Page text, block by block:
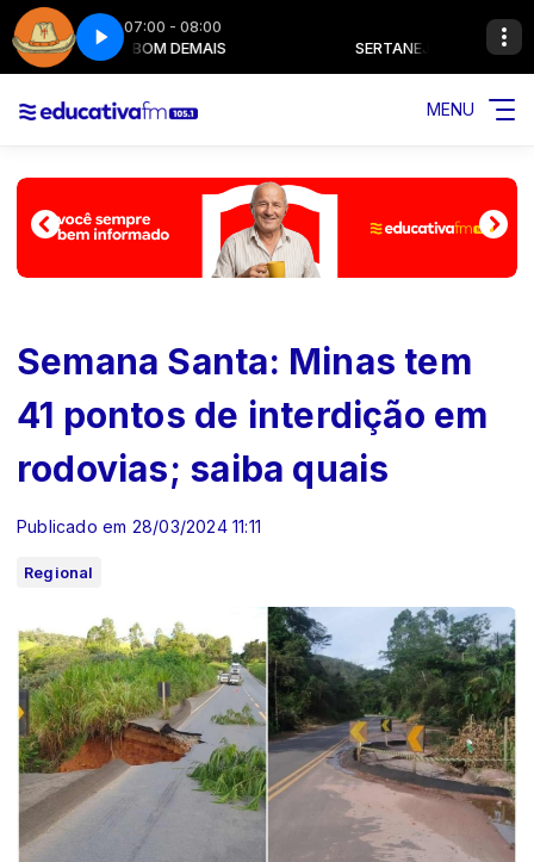
07:00 - 08:00
BOM DEMAIS SERTANEJO BOM DEMAIS
MENU
Semana Santa: Minas tem
41 pontos de interdição em
rodovias; saiba quais
Publicado em 28/03/2024 11:11
Regional